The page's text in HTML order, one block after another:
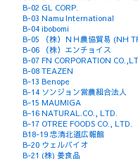
B-02 GL CORP.
B-03 Namu International
B-04 ibobomi
B-05 （株）ＮＨ農協貿易 (NH
B-06 （株）エンチョイス
B-07 FN CORPORATION
B-08 TEAZEN
B-13 Benope
B-14 ソンジョン営農組合法人
B-15 MAUMIGA
B-16 NATURAL.CO., LTD.
B-17 OTREE FOODS CO., LTD.
B18-19 忠清北道広報館
B-20 ウェルバイオ
B-21 (株) 姜食品